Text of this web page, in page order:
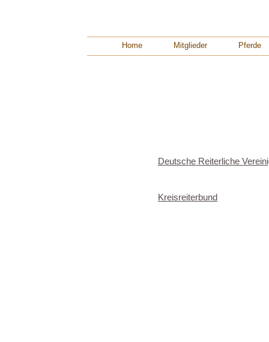
Home Mitglieder Pferde
Deutsche Reiterliche
Kreisreiterbund